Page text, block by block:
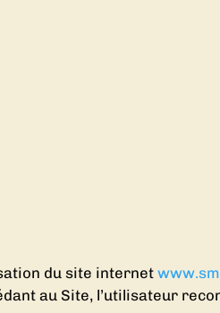
du site internet
au Site, l’utilisateur